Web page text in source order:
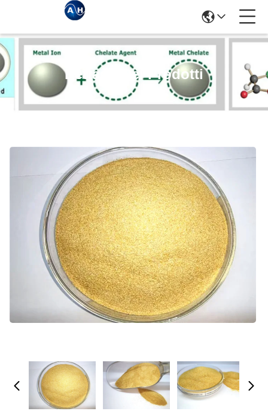
Dettagli Dei Prodotti